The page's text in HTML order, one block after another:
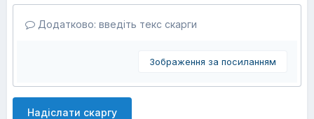
Додатково: введіть текс скарги
Зображення за посиланням
Надіслати скаргу